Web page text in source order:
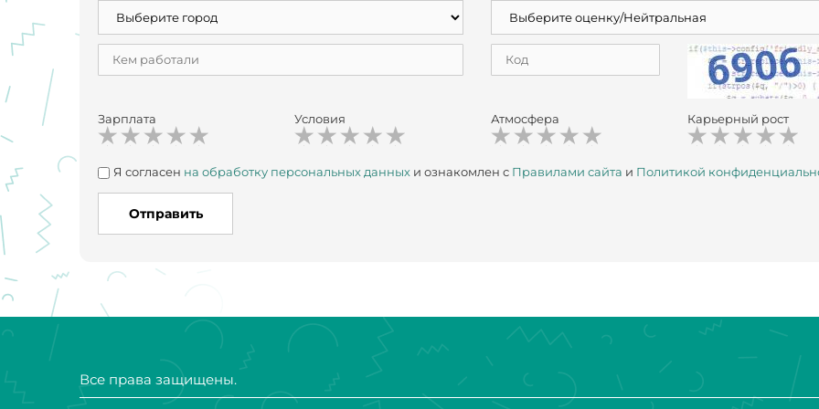
Зарплата Условия Атмосфера Карьерный рост
Я согласен на обработку персональных данных и ознакомлен с Правилами сайта и Политикой
Отправить
Все права защищены.